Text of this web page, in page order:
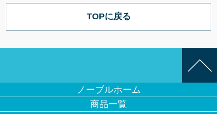
TOPに戻る
ノーブルホーム
商品一覧